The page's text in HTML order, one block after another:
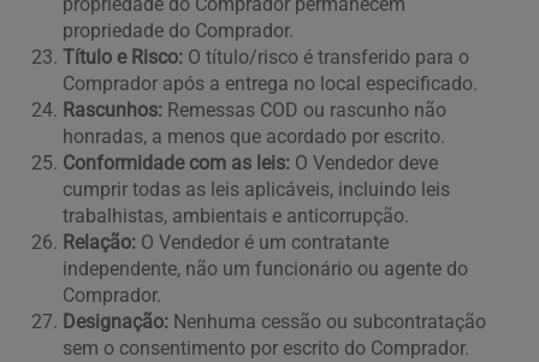
propriedade do Comprador.
Título e Risco: O título/risco é transferido para o
Comprador após a entrega no local especificado.
Rascunhos: Remessas COD ou rascunho não
honradas, a menos que acordado por escrito.
Conformidade com as leis: O Vendedor deve
cumprir todas as leis aplicáveis, incluindo leis
trabalhistas, ambientais e anticorrupção.
Relação: O Vendedor é um contratante
independente, não um funcionário ou agente do
Comprador.
Designação: Nenhuma cessão ou subcontratação
sem o consentimento por escrito do Comprador.